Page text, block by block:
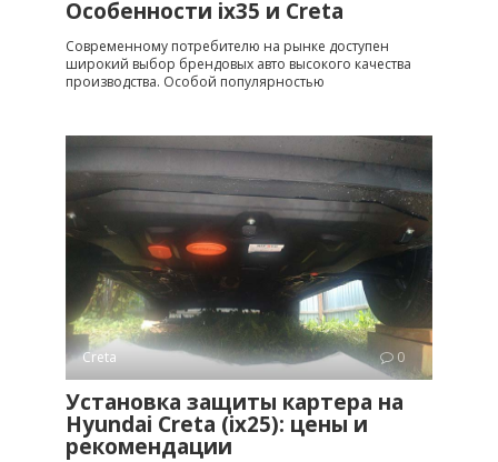
Особенности ix35 и Creta
Современному потребителю на рынке доступен
широкий выбор брендовых авто высокого качества
производства. Особой популярностью
Creta 0
Установка защиты картера на
Hyundai Creta (ix25): цены и
рекомендации